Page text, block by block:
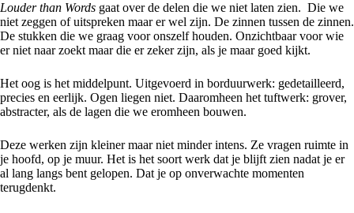
Louder than Words gaat over de delen die we niet laten zien. Die we
niet zeggen of uitspreken maar er wel zijn. De zinnen tussen de zinnen.
De stukken die we graag voor onszelf houden. Onzichtbaar voor wie
er niet naar zoekt maar die er zeker zijn, als je maar goed kijkt.
Het oog is het middelpunt. Uitgevoerd in borduurwerk: gedetailleerd,
precies en eerlijk. Ogen liegen niet. Daaromheen het tuftwerk: grover,
abstracter, als de lagen die we eromheen bouwen.
Deze werken zijn kleiner maar niet minder intens. Ze vragen ruimte in
je hoofd, op je muur. Het is het soort werk dat je blijft zien nadat je er
al lang langs bent gelopen. Dat je op onverwachte momenten
terugdenkt.